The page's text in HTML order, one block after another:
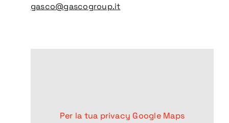
gasco@gascogroup.it
Per la tua privacy Google Maps